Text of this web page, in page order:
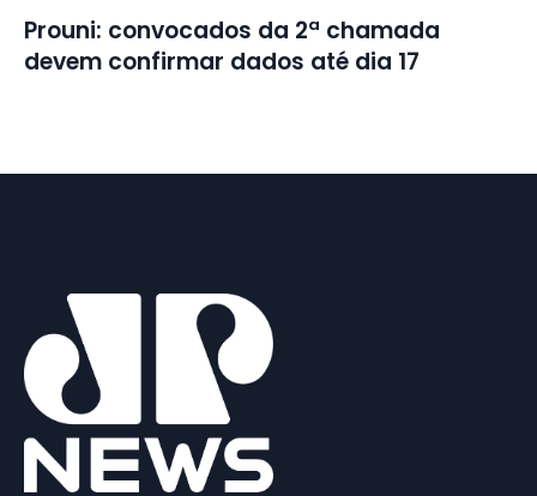
Prouni: convocados da 2ª chamada
devem confirmar dados até dia 17